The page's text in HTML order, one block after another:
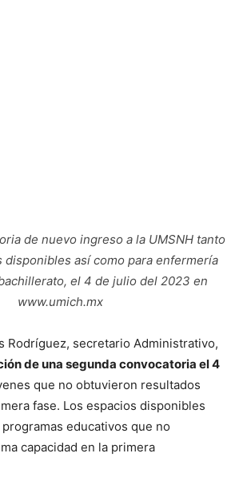
de nuevo ingreso a la UMSNH tanto
disponibles así como para enfermería
el 4 de julio del 2023 en
www.umich.mx
secretario Administrativo,
de una segunda convocatoria el 4
que no obtuvieron resultados
fase. Los espacios disponibles
educativos que no
capacidad en la primera